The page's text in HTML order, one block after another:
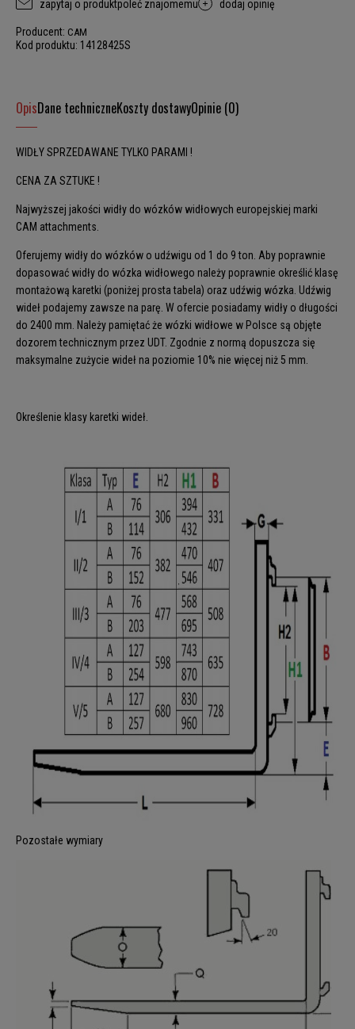
zapytaj o produktpoleć znajomemu dodaj opinię
Producent: CAM
Kod produktu: 14128425S
OpisDane techniczneKoszty dostawyOpinie (0)
WIDŁY SPRZEDAWANE TYLKO PARAMI !
CENA ZA SZTUKE !
Najwyższej jakości widły do wózków widłowych europejskiej marki
CAM attachments.
Oferujemy widły do wózków o udźwigu od 1 do 9 ton. Aby poprawnie
dopasować widły do wózka widłowego należy poprawnie określić klasę
montażową karetki (poniżej prosta tabela) oraz udźwig wózka. Udźwig
wideł podajemy zawsze na parę. W ofercie posiadamy widły o długości
do 2400 mm. Należy pamiętać że wózki widłowe w Polsce są objęte
dozorem technicznym przez UDT. Zgodnie z normą dopuszcza się
maksymalne zużycie wideł na poziomie 10% nie więcej niż 5 mm.
Określenie klasy karetki wideł.
Pozostałe wymiary